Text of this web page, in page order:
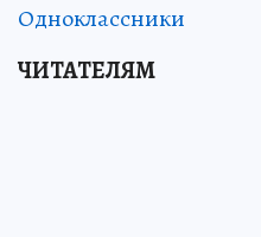
Одноклассники
ЧИТАТЕЛЯМ